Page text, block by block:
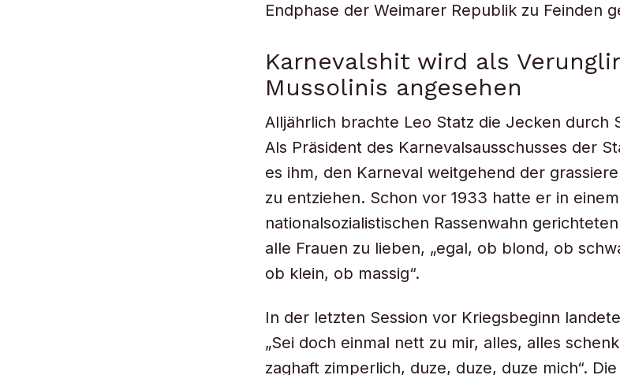
Endphase der Weimarer Republik zu Feinden
Karnevalshit wird als
Mussolinis angesehen
Alljährlich brachte Leo Statz die Jecken durch
Als Präsident des Karnevalsausschusses der
es ihm, den Karneval weitgehend der
zu entziehen. Schon vor 1933 hatte er in
nationalsozialistischen Rassenwahn
alle Frauen zu lieben, „egal, ob blond, ob
ob klein, ob massig“.
In der letzten Session vor Kriegsbeginn
„Sei doch einmal nett zu mir, alles, alles
zaghaft zimperlich, duze, duze, duze mich“.